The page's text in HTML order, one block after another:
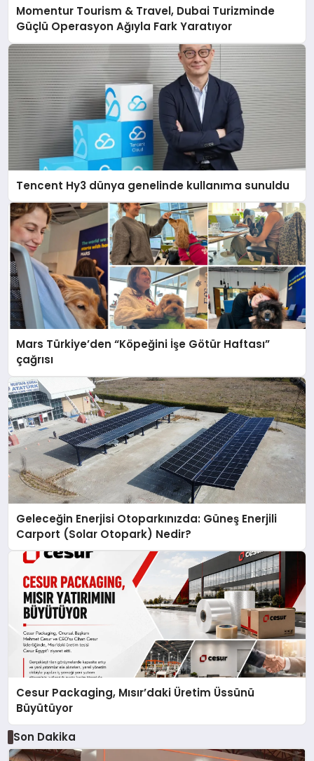
Momentur Tourism & Travel, Dubai Turizminde
Güçlü Operasyon Ağıyla Fark Yaratıyor
Tencent Hy3 dünya genelinde kullanıma sunuldu
Mars Türkiye’den “Köpeğini İşe Götür Haftası”
çağrısı
Geleceğin Enerjisi Otoparkınızda: Güneş Enerjili
Carport (Solar Otopark) Nedir?
Cesur Packaging, Mısır’daki Üretim Üssünü
Büyütüyor
Son Dakika